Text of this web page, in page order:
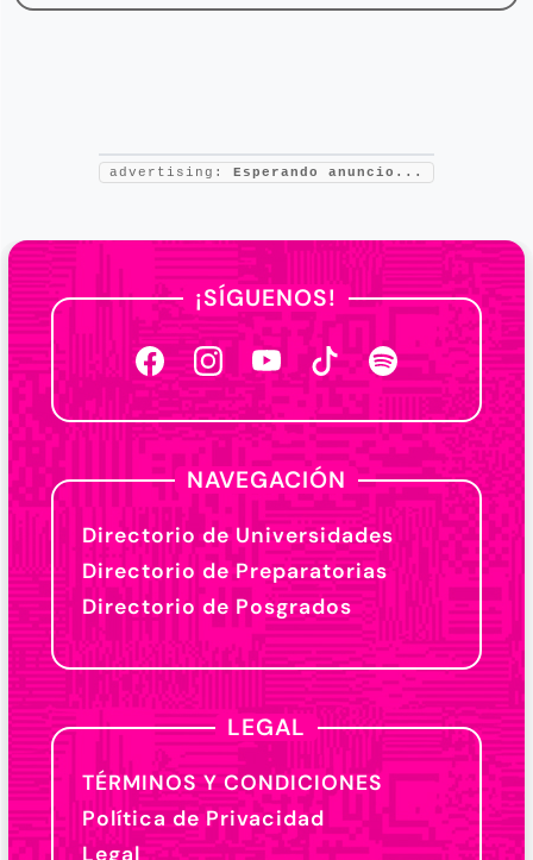
advertising: Esperando anuncio...
¡SÍGUENOS!
NAVEGACIÓN
Directorio de Universidades
Directorio de Preparatorias
Directorio de Posgrados
LEGAL
TÉRMINOS Y CONDICIONES
Política de Privacidad
Legal